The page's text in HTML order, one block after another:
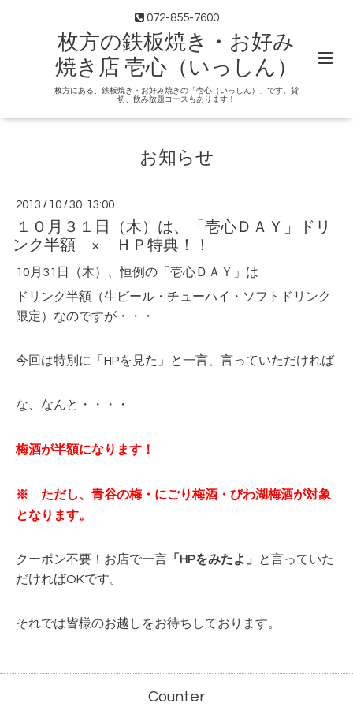
072-855-7600
枚方の鉄板焼き・お好み
焼き店 壱心（いっしん）
枚方にある、鉄板焼き・お好み焼きの「壱心（いっしん）」です。貸
切、飲み放題コースもあります！
お知らせ
2013 / 10 /30 13:00
１０月３１日（木）は、「壱心ＤＡＹ」ドリ
ンク半額 × ＨＰ特典！！
10月31日（木）、恒例の「壱心ＤＡＹ」は
ドリンク半額（生ビール・チューハイ・ソフトドリンク
限定）なのですが・・・
今回は特別に「HPを見た」と一言、言っていただければ
な、なんと・・・・
梅酒が半額になります！
※ ただし、青谷の梅・にごり梅酒・びわ湖梅酒が対象
となります。
クーポン不要！お店で一言 「HPをみたよ」
と言っていた
だければOKです。
それでは皆様のお越しをお待ちしております。
Counter